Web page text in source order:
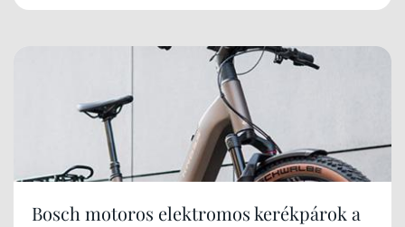
Bosch motoros elektromos kerékpárok a